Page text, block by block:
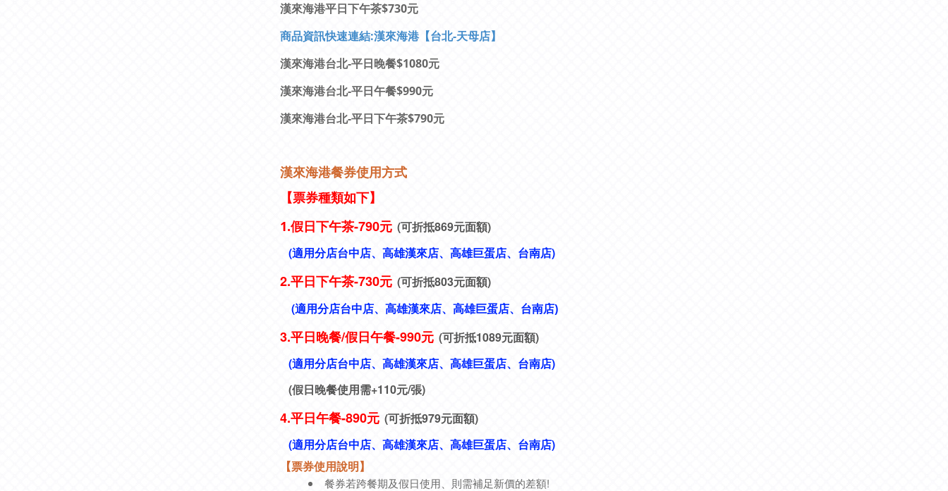
漢來海港平日下午茶$730元
商品資訊快速連結:漢來海港【台北-天母店】
漢來海港台北-平日晚餐$1080元
漢來海港台北-平日午餐$990元
漢來海港台北-平日下午茶$790元
漢來海港餐券使用方式
【票券種類如下】
1.假日下午茶-790元 (可折抵869元面額)
(適用分店台中店、 高雄漢來店、高雄巨蛋店、台南店)
2.平日下午茶-730元 (可折抵803元面額)
(適用分店台中店、 高雄漢來店、高雄巨蛋店、台南店)
3.平日晚餐/假日午餐-990元 (可折抵1089元面額)
(適用分店台中店、 高雄漢來店、高雄巨蛋店、台南店)
(假日晚餐使用需+110元/張)
4.平日午餐-890元 (可折抵979元面額)
(適用分店台中店、 高雄漢來店、高雄巨蛋店、台南店)
【票券使用說明】
餐券若跨餐期及假日使用、則需補足新價的差額!